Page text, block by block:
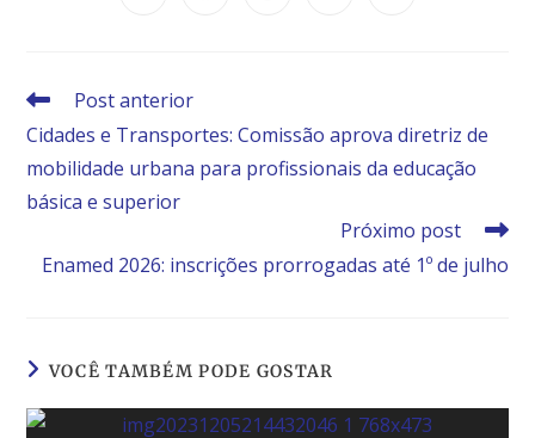
Post anterior
Cidades e Transportes: Comissão aprova diretriz de
mobilidade urbana para profissionais da educação
básica e superior
Próximo post
Enamed 2026: inscrições prorrogadas até 1º de julho
VOCÊ TAMBÉM PODE GOSTAR